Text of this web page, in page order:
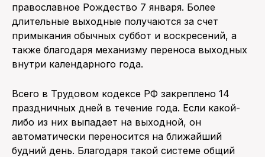
православное Рождество 7 января. Более
длительные выходные получаются за счет
примыкания обычных суббот и воскресений, а
также благодаря механизму переноса выходных
внутри календарного года.
Всего в Трудовом кодексе РФ закреплено 14
праздничных дней в течение года. Если какой-
либо из них выпадает на выходной, он
автоматически переносится на ближайший
будний день. Благодаря такой системе общий